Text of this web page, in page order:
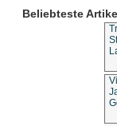
Beliebteste